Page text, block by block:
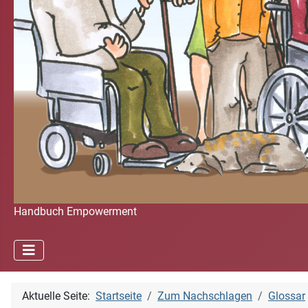
Handbuch Empowerment
Aktuelle Seite: Startseite Zum Nachschlagen Glossar